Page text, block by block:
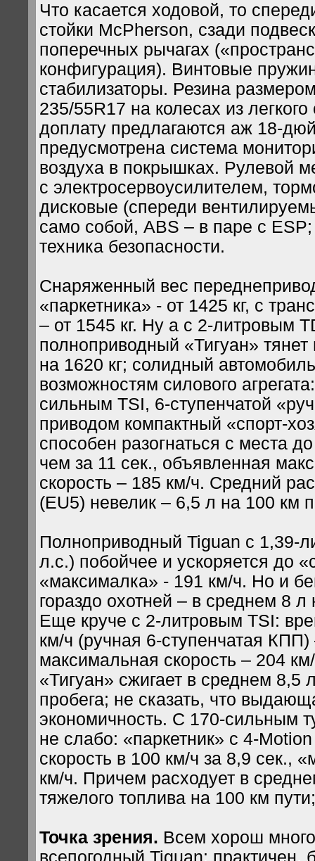
Что касается ходовой, то
стойки McPherson, сзади
поперечных рычагах
конфигурация). Винтовые
стабилизаторы. Резина
235/55R17 на колесах из легкого
доплату предлагаются аж 18-
предусмотрена система
воздуха в покрышках. Рулевой
с электросервоусилителем,
дисковые (спереди
само собой, ABS – в паре с ESP;
техника безопасности.
Снаряженный вес
«паркетника» - от 1425 кг, с
– от 1545 кг. Ну а с 2-литровым
полноприводный «Тигуан»
на 1620 кг; солидный
возможностям силового
сильным TSI, 6-ступенчатой
приводом компактный «спорт-
способен разогнаться с места
чем за 11 сек., объявленная
скорость – 185 км/ч. Средний
(EU5) невелик – 6,5 л на 100 км
Полноприводный Tiguan с 1,39-
л.с.) побойчее и ускоряется до
«максималка» - 191 км/ч. Но и
гораздо охотней – в среднем 8 л
Еще круче с 2-литровым TSI:
км/ч (ручная 6-ступенчатая КПП)
максимальная скорость – 204
«Тигуан» сжигает в среднем 8,5
пробега; не сказать, что
экономичность. С 170-сильным
не слабо: «паркетник» с 4-
скорость в 100 км/ч за 8,9 сек.,
км/ч. Причем расходует в
тяжелого топлива на 100 км
Точка зрения. Всем хорош
всепогодный Tiguan: практичен,